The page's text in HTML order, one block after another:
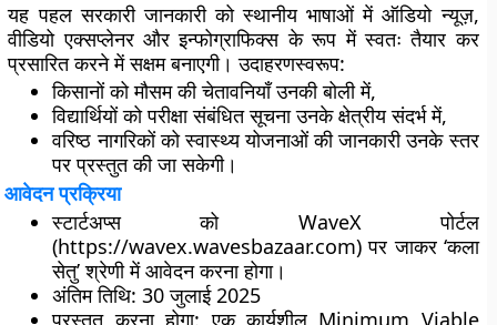
यह पहल सरकारी जानकारी कोस्थानीय भाषाओं में ऑडियो न्यूज़,
वीडियो एक्सप्लेनर और इन्फोग्राफिक्सके रूप में स्वतः तैयार कर
प्रसारित करने में सक्षम बनाएगी। उदाहरणस्वरूप:
किसानोंको मौसम की चेतावनियाँ उनकी बोली में,
विद्यार्थियोंको परीक्षा संबंधित सूचना उनके क्षेत्रीय संदर्भ में,
वरिष्ठ नागरिकोंको स्वास्थ्य योजनाओं की जानकारी उनके स्तर
पर प्रस्तुत की जा सकेगी।
आवेदन प्रक्रिया
स्टार्टअप्स को WaveX पोर्टल
(https://wavex.wavesbazaar.com) पर जाकर ‘कला
सेतु’ श्रेणीमें आवेदन करना होगा।
अंतिम तिथि: 30 जुलाई 2025
प्रस्तुत करना होगा: एक कार्यशील Minimum Viable